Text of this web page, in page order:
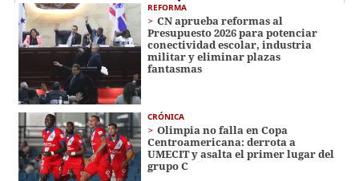
REFORMA
CN aprueba reformas al
Presupuesto 2026 para potenciar
conectividad escolar, industria
militar y eliminar plazas
fantasmas
CRÓNICA
Olimpia no falla en Copa
Centroamericana: derrota a
UMECIT y asalta el primer lugar del
grupo C